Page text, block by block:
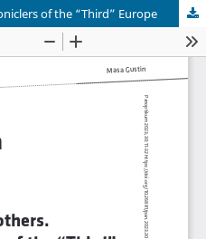
of the “Third” Europe